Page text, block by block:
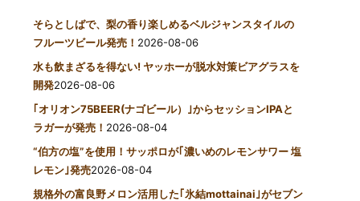
そらとしばで、梨の香り楽しめるベルジャンスタイルの
フルーツビール発売！ 2026-08-06
水も飲まざるを得ない! ヤッホーが脱水対策ビアグラスを
開発2026-08-06
｢オリオン75BEER(ナゴビール）｣からセッションIPAと
ラガーが発売！ 2026-08-04
“伯方の塩”を使用！サッポロが｢濃いめのレモンサワー 塩
レモン｣発売2026-08-04
規格外の富良野メロン活用した｢氷結mottainai｣がセブン